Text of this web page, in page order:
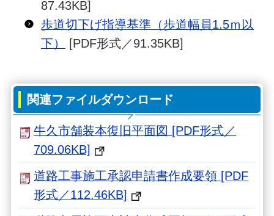
87.43KB]
歩道切下げ指導基準（歩道幅員1.5ｍ以
下）
[PDF形式／91.35KB]
関連ファイルダウンロード
牛久市舗装本復旧平面図 [PDF形式／
709.06KB]
道路工事施工承認申請書作成要領 [PDF
形式／112.46KB]